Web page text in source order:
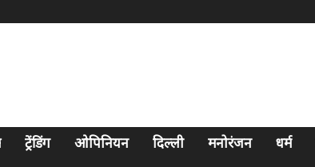
ट्रेंडिंग ओपिनियन दिल्ली मनोरंजन धर्म